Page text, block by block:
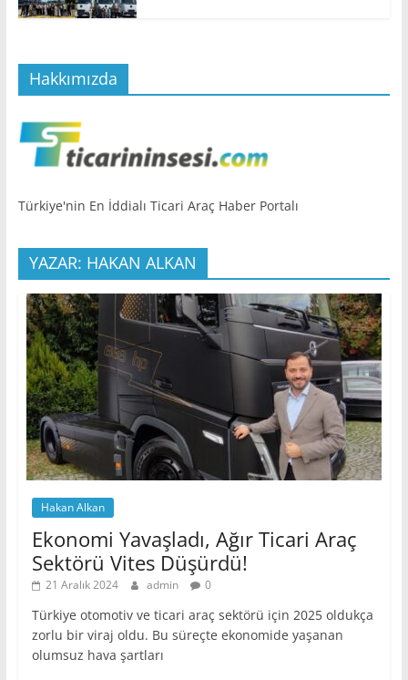
Hakkımızda
Türkiye'nin En İddialı Ticari Araç Haber Portalı
YAZAR: HAKAN ALKAN
Hakan Alkan
Ekonomi Yavaşladı, Ağır Ticari Araç
Sektörü Vites Düşürdü!
21 Aralık 2024 admin 0
Türkiye otomotiv ve ticari araç sektörü için 2025 oldukça
zorlu bir viraj oldu. Bu süreçte ekonomide yaşanan
olumsuz hava şartları